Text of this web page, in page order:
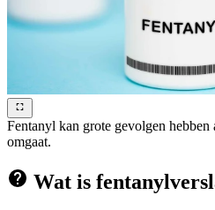
Fentanyl kan grote gevolgen
omgaat.
Wat is